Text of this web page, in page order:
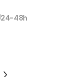
24-48h